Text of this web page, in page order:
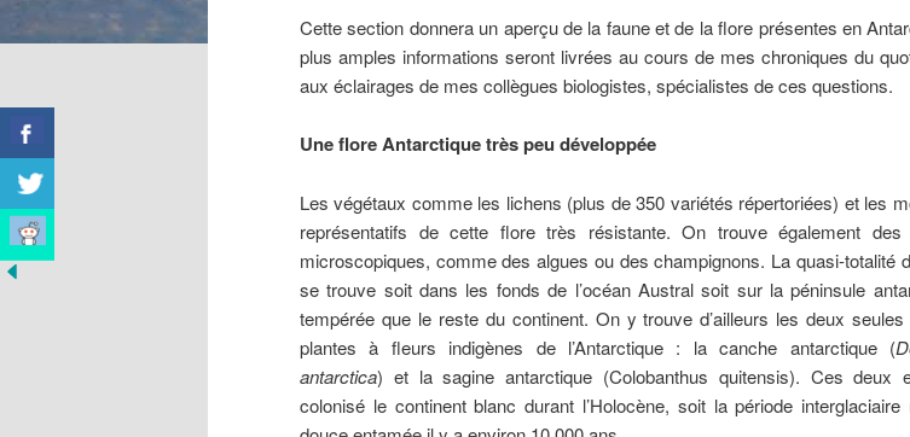
Cette section donnera un aperçu de la faune et de la flore présentes en
plus amples informations seront livrées au cours de mes chroniques du
aux éclairages de mes collègues biologistes, spécialistes de ces questions.
Une flore Antarctique très peu développée
Les végétaux comme les lichens (plus de 350 variétés répertoriées) et les
représentatifs de cette flore très résistante. On trouve également des
microscopiques, comme des algues ou des champignons. La quasi-totalité
se trouve soit dans les fonds de l’océan Austral soit sur la péninsule
tempérée que le reste du continent. On y trouve d’ailleurs les deux
plantes à fleurs indigènes de l’Antarctique : la canche antarctique (
antarctica) et la sagine antarctique (Colobanthus quitensis). Ces deux
colonisé le continent blanc durant l’Holocène, soit la période interglaciaire